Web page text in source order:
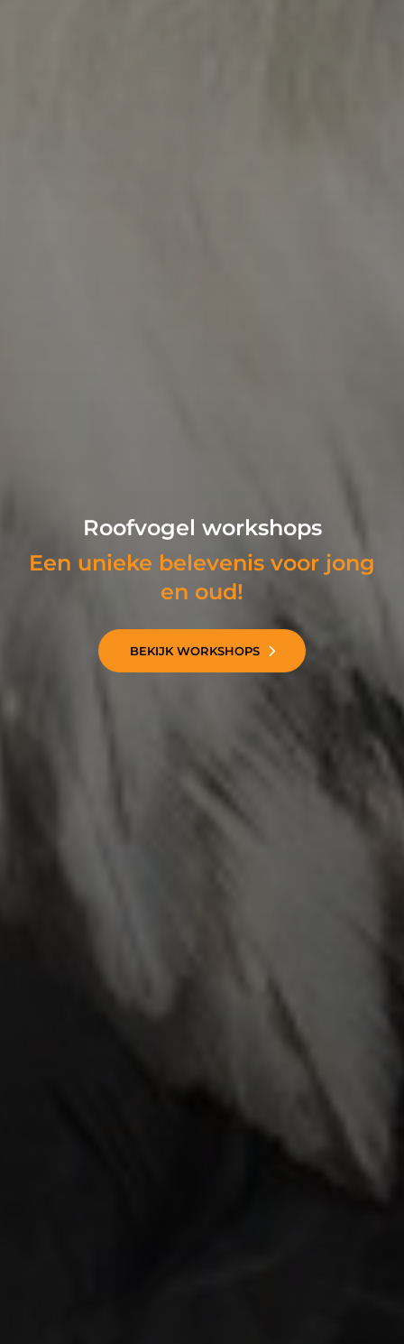
Roofvogel workshops
Een unieke belevenis voor jong
en oud!
BEKIJK WORKSHOPS